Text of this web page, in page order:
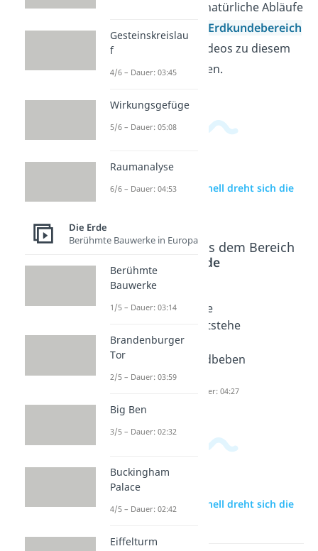
gleich wirken und wie natürliche Abläufe
zusammenhängen. Im Erdkundebereich
findest du passende Videos zu diesem
und verwandten Themen.
zur Videoseite: Wie schnell dreht sich die
Erde?
Beliebte Inhalte aus dem Bereich
Die Erde
Zeitzonen
Dauer: 03:39
Plattente
Dauer: 04:59
Wie
entstehe
Erdbeben
Dauer: 04:27
zur Videoseite: Wie schnell dreht sich die
Gesteinskreislau
f
4/6 – Dauer: 03:45
Wirkungsgefüge
5/6 – Dauer: 05:08
Raumanalyse
6/6 – Dauer: 04:53
Die Erde
Berühmte Bauwerke in Europa
Berühmte
Bauwerke
1/5 – Dauer: 03:14
Brandenburger
Tor
2/5 – Dauer: 03:59
Big Ben
3/5 – Dauer: 02:32
Buckingham
Palace
4/5 – Dauer: 02:42
Eiffelturm